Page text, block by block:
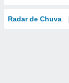
Radar de Chuva